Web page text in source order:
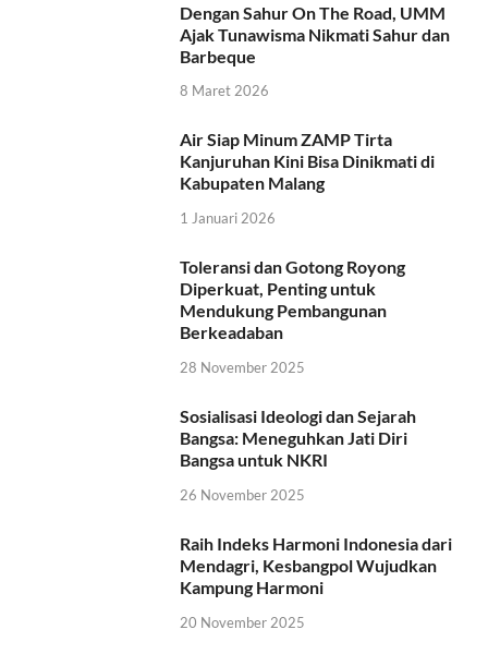
Dengan Sahur On The Road, UMM
Ajak Tunawisma Nikmati Sahur dan
Barbeque
8 Maret 2026
Air Siap Minum ZAMP Tirta
Kanjuruhan Kini Bisa Dinikmati di
Kabupaten Malang
1 Januari 2026
Toleransi dan Gotong Royong
Diperkuat, Penting untuk
Mendukung Pembangunan
Berkeadaban
28 November 2025
Sosialisasi Ideologi dan Sejarah
Bangsa: Meneguhkan Jati Diri
Bangsa untuk NKRI
26 November 2025
Raih Indeks Harmoni Indonesia dari
Mendagri, Kesbangpol Wujudkan
Kampung Harmoni
20 November 2025